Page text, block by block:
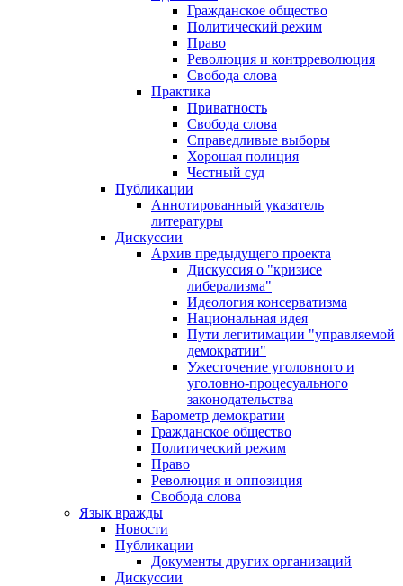
Гражданское общество
Политический режим
Право
Революция и контрреволюция
Свобода слова
Практика
Приватность
Свобода слова
Справедливые выборы
Хорошая полиция
Честный суд
Публикации
Аннотированный указатель
литературы
Дискуссии
Архив предыдущего проекта
Дискуссия о "кризисе
либерализма"
Идеология консерватизма
Национальная идея
Пути легитимации "управляемой
демократии"
Ужесточение уголовного и
уголовно-процесуального
законодательства
Барометр демократии
Гражданское общество
Политический режим
Право
Революция и оппозиция
Свобода слова
Язык вражды
Новости
Публикации
Документы других организаций
Дискуссии